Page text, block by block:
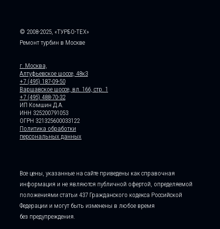
© 2008-2025, «ТУРБО-ТЕХ»
Ремонт турбин в Москве
г. Москва,
Алтуфьевское шоссе, 48к3
+7 (495) 187-09-50
Варшавское шоссе, вл. 166, стр. 1
+7 (495) 488-70-32
ИП Комшин Д.А.
ИНН 325200791053
ОГРН 321325600033122
Политика обработки
персональных данных
Все цены, указанные на сайте приведены как справочная
информация и не являются публичной офертой, определяемой
положениями статьи 437 Гражданского кодекса Российской
Федерации и могут быть изменены в любое время
без предупреждения.